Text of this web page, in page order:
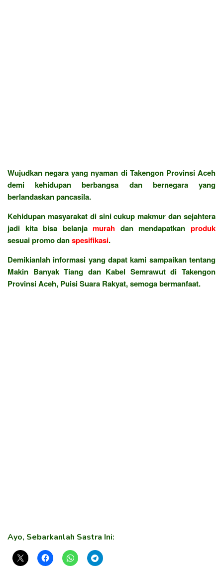
Wujudkan negara yang nyaman di Takengon Provinsi Aceh
demi kehidupan berbangsa dan bernegara yang
berlandaskan pancasila.
Kehidupan masyarakat di sini cukup makmur dan sejahtera
jadi kita bisa belanjamurah dan mendapatkanproduk
sesuai promo danspesifikasi.
Demikianlah informasi yang dapat kami sampaikan tentang
Makin Banyak Tiang dan Kabel Semrawut di Takengon
Provinsi Aceh, Puisi Suara Rakyat, semoga bermanfaat.
Ayo, Sebarkanlah Sastra Ini: